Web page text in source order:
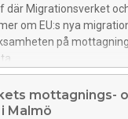
där Migrationsverket
om EU:s nya
på
mottagnings-
Malmö